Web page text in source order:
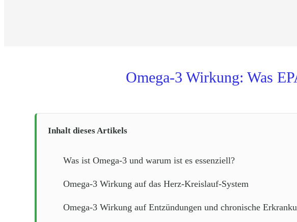
Omega-3 Wirkung: Was
Inhalt dieses Artikels
Was ist Omega-3 und warum ist es essenziell?
Omega-3 Wirkung auf das Herz-Kreislauf-System
Omega-3 Wirkung auf Entzündungen und chronische